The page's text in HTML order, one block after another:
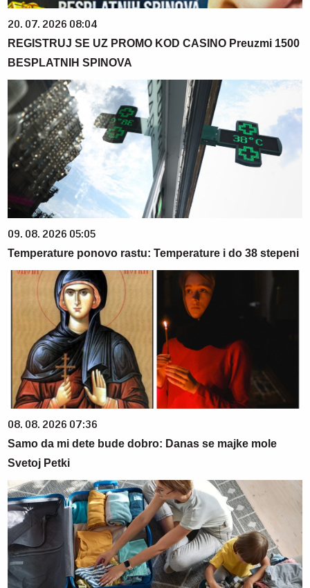
20. 07. 2026 08:04
REGISTRUJ SE UZ PROMO KOD CASINO Preuzmi 1500
BESPLATNIH SPINOVA
09. 08. 2026 05:05
Temperature ponovo rastu: Temperature i do 38 stepeni
08. 08. 2026 07:36
Samo da mi dete bude dobro: Danas se majke mole
Svetoj Petki